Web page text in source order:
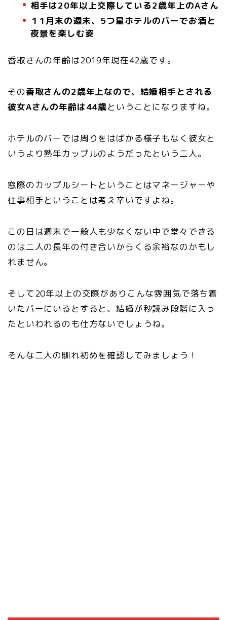
相手は20年以上交際している2歳年上のAさん
１1月末の週末、5つ星ホテルのバーでお酒と
夜景を楽しむ姿
香取さんの年齢は2019年現在42歳です。
その香取さんの2歳年上なので、結婚相手とされる
彼女Aさんの年齢は44歳ということになりますね。
ホテルのバーでは周りをはばかる様子もなく彼女と
いうより熟年カップルのようだったという二人。
窓際のカップルシートということはマネージャーや
仕事相手ということは考え辛いですよね。
この日は週末で一般人も少なくない中で堂々できる
のは二人の長年の付き合いからくる余裕なのかもし
れません。
そして20年以上の交際がありこんな雰囲気で落ち着
いたバーにいるとすると、結婚が秒読み段階に入っ
たといわれるのも仕方ないでしょうね。
そんな二人の馴れ初めを確認してみましょう！